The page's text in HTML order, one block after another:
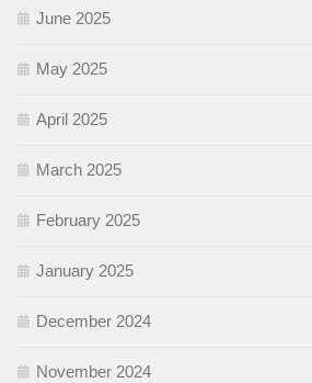
June 2025
May 2025
April 2025
March 2025
February 2025
January 2025
December 2024
November 2024